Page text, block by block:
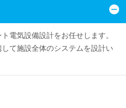
電気設備設計をお任せします。
て施設全体のシステムを設計い